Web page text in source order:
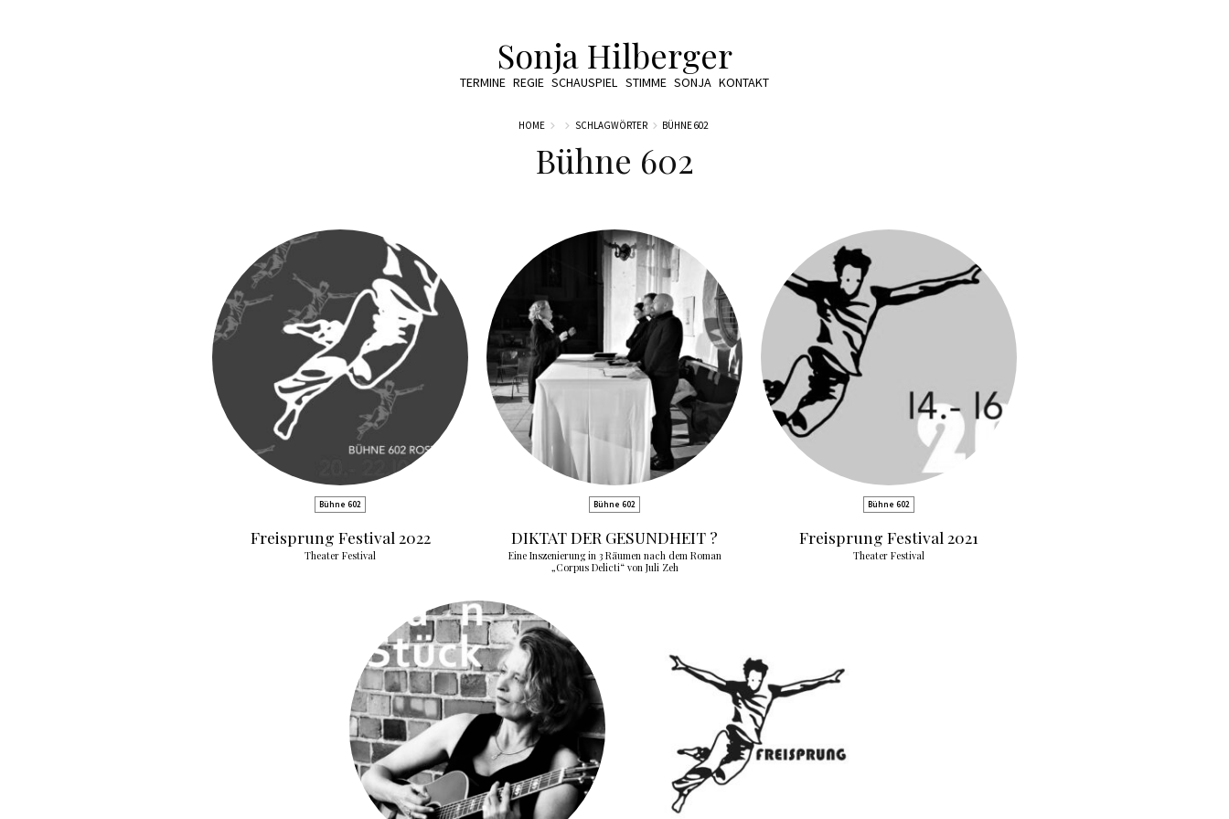
Sonja Hilberger
TERMINE REGIE SCHAUSPIEL STIMME SONJA KONTAKT
HOME SCHLAGWÖRTER BÜHNE 602
Bühne 602
Bühne 602
Freisprung Festival 2022
Theater Festival
Bühne 602
DIKTAT DER GESUNDHEIT ?
Eine Inszenierung in 3 Räumen nach dem Roman
„Corpus Delicti“ von Juli Zeh
Bühne 602
Freisprung Festival 2021
Theater Festival